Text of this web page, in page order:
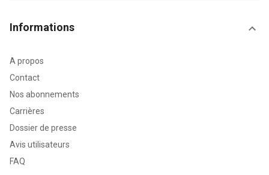
Informations
A propos
Contact
Nos abonnements
Carrières
Dossier de presse
Avis utilisateurs
FAQ